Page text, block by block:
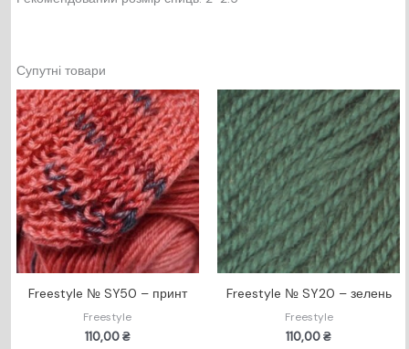
Супутні товари
Freestyle № SY50 – принт
Freestyle
110,00₴
Freestyle № SY20 – зелень
Freestyle
110,00₴